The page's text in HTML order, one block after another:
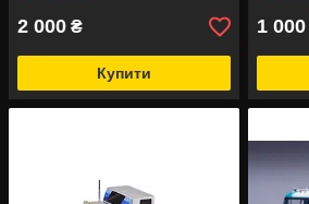
2 000 ₴
Купити
1 000